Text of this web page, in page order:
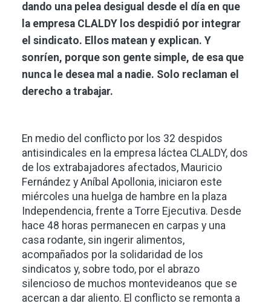
dando una pelea desigual desde el día en que
la empresa CLALDY los despidió por integrar
el sindicato. Ellos matean y explican. Y
sonríen, porque son gente simple, de esa que
nunca le desea mal a nadie. Solo reclaman el
derecho a trabajar.
En medio del conflicto por los 32 despidos
antisindicales en la empresa láctea CLALDY, dos
de los extrabajadores afectados, Mauricio
Fernández y Aníbal Apollonia, iniciaron este
miércoles una huelga de hambre en la plaza
Independencia, frente a Torre Ejecutiva. Desde
hace 48 horas permanecen en carpas y una
casa rodante, sin ingerir alimentos,
acompañados por la solidaridad de los
sindicatos y, sobre todo, por el abrazo
silencioso de muchos montevideanos que se
acercan a dar aliento. El conflicto se remonta a